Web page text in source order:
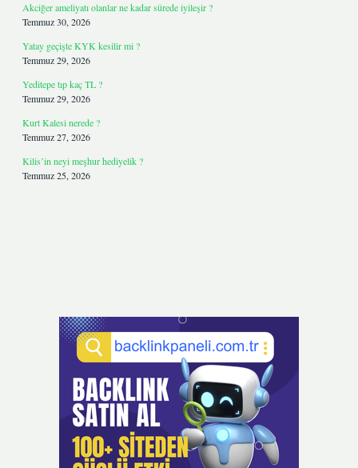
Akciğer ameliyatı olanlar ne kadar sürede iyileşir ?
Temmuz 30, 2026
Yatay geçişte KYK kesilir mi ?
Temmuz 29, 2026
Yeditepe tıp kaç TL ?
Temmuz 29, 2026
Kurt Kalesi nerede ?
Temmuz 27, 2026
Kilis’in neyi meşhur hediyelik ?
Temmuz 25, 2026